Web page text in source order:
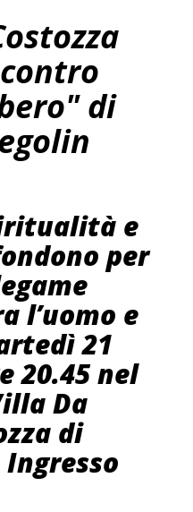
di
e
per
l’uomo e
21
20.45 nel
Da
di